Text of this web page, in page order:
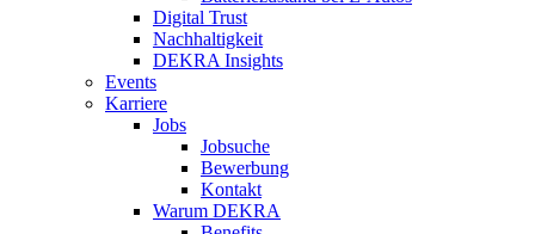
Digital Trust
Nachhaltigkeit
DEKRA Insights
Events
Karriere
Jobs
Jobsuche
Bewerbung
Kontakt
Warum DEKRA